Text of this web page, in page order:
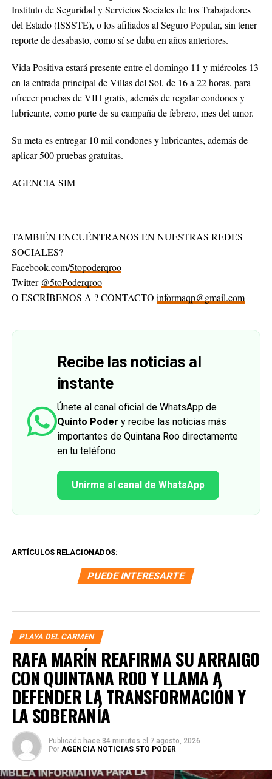
Instituto de Seguridad y Servicios Sociales de los Trabajadores
del Estado (ISSSTE), o los afiliados al Seguro Popular, sin tener
reporte de desabasto, como sí se daba en años anteriores.
Vida Positiva estará presente entre el domingo 11 y miércoles 13
en la entrada principal de Villas del Sol, de 16 a 22 horas, para
ofrecer pruebas de VIH gratis, además de regalar condones y
lubricante, como parte de su campaña de febrero, mes del amor.
Su meta es entregar 10 mil condones y lubricantes, además de
aplicar 500 pruebas gratuitas.
AGENCIA SIM
TAMBIÉN ENCUÉNTRANOS EN NUESTRAS REDES
SOCIALES?
Facebook.com/5topoderqroo
Twitter @5toPoderqroo
O ESCRÍBENOS A ? CONTACTO informaqp@gmail.com
Recibe las noticias al
instante
Únete al canal oficial de WhatsApp de
Quinto Poder y recibe las noticias más
importantes de Quintana Roo directamente
en tu teléfono.
Unirme al canal de WhatsApp
ARTÍCULOS RELACIONADOS:
PUEDE INTERESARTE
PLAYA DEL CARMEN
RAFA MARÍN REAFIRMA SU ARRAIGO
CON QUINTANA ROO Y LLAMA A
DEFENDER LA TRANSFORMACIÓN Y
LA SOBERANÍA
Publicado hace 34 minutos el 7 agosto, 2026
Por AGENCIA NOTICIAS 5TO PODER